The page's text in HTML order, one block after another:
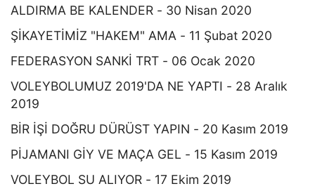
ALDIRMA BE KALENDER - 30 Nisan 2020
ŞİKAYETİMİZ "HAKEM" AMA - 11 Şubat 2020
FEDERASYON SANKİ TRT - 06 Ocak 2020
VOLEYBOLUMUZ 2019'DA NE YAPTI - 28 Aralık
2019
BİR İŞİ DOĞRU DÜRÜST YAPIN - 20 Kasım 2019
PİJAMANI GİY VE MAÇA GEL - 15 Kasım 2019
VOLEYBOL SU ALIYOR - 17 Ekim 2019